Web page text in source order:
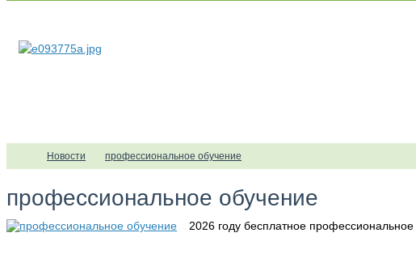
Новости профессиональное обучение
профессиональное обучение
2026 году бесплатное